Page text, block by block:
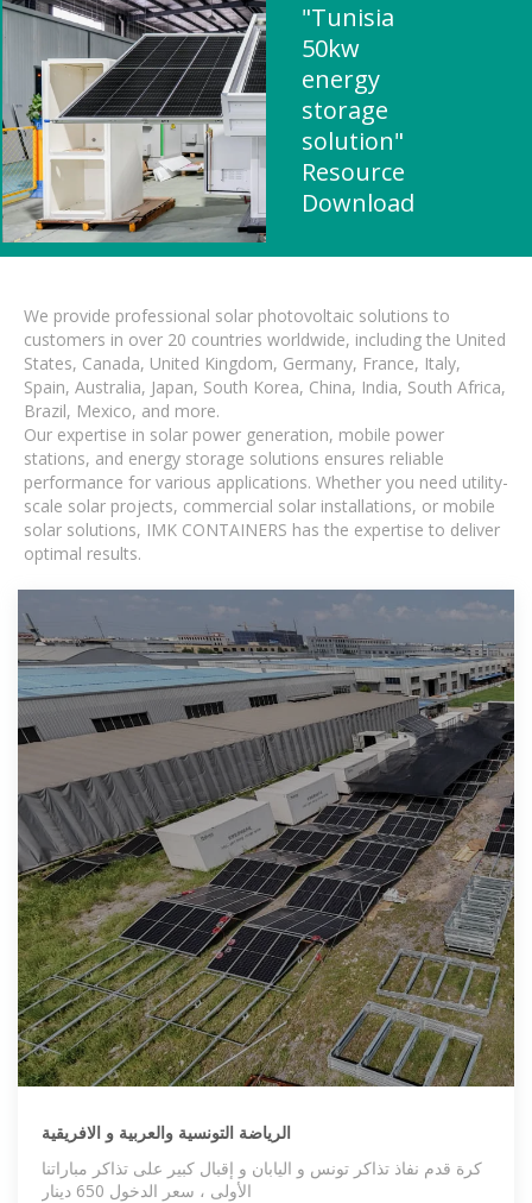
"Tunisia
50kw
energy
storage
solution"
Resource
Download
We provide professional solar photovoltaic solutions to
customers in over 20 countries worldwide, including the United
States, Canada, United Kingdom, Germany, France, Italy,
Spain, Australia, Japan, South Korea, China, India, South Africa,
Brazil, Mexico, and more.
Our expertise in solar power generation, mobile power
stations, and energy storage solutions ensures reliable
performance for various applications. Whether you need utility-
scale solar projects, commercial solar installations, or mobile
solar solutions, IMK CONTAINERS has the expertise to deliver
optimal results.
الرياضة التونسية والعربية و الافريقية
كرة قدم نفاذ تذاكر تونس و اليابان و إقبال كبير على تذاكر مباراتنا
الأولى ، سعر الدخول 650 دينار